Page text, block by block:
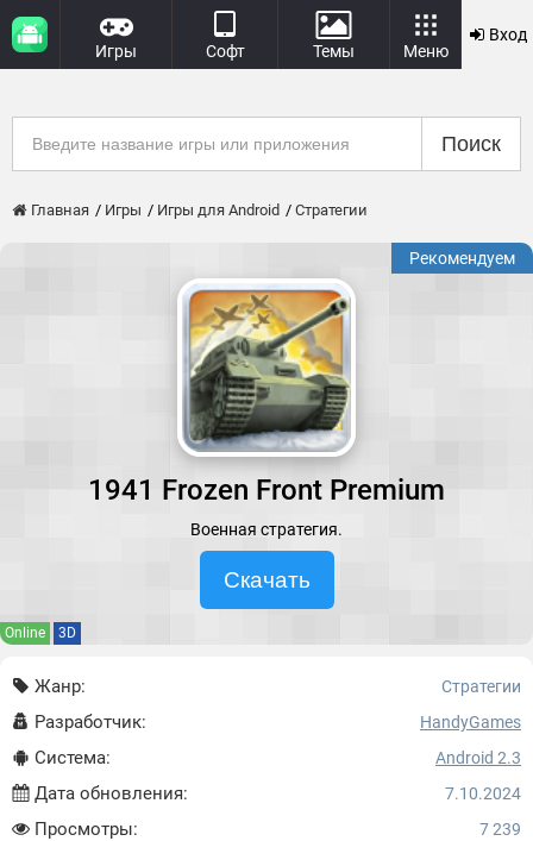
Игры Софт Темы Меню
Вход
Поиск
Главная Игры Игры для Android Стратегии
Рекомендуем
1941 Frozen Front Premium
Военная стратегия.
Скачать
Online 3D
Жанр: Стратегии
Разработчик: HandyGames
Система: Android 2.3
Дата обновления: 7.10.2024
Просмотры: 7 239